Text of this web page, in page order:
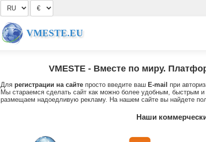
VMESTE.EU
VMESTE- Вместе по миру.
Для регистрации на сайте просто введите ваш E-mail
при
Мы стараемся сделать сайт как можно более удобным, быстрым
размещаем надоедливую рекламу. На нашем сайте вы найдете
Наши